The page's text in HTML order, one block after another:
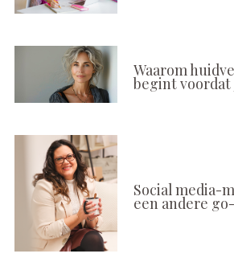
Waarom
begint voordat
Social media-
een andere